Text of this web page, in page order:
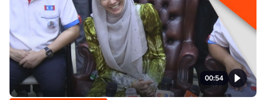
00:54